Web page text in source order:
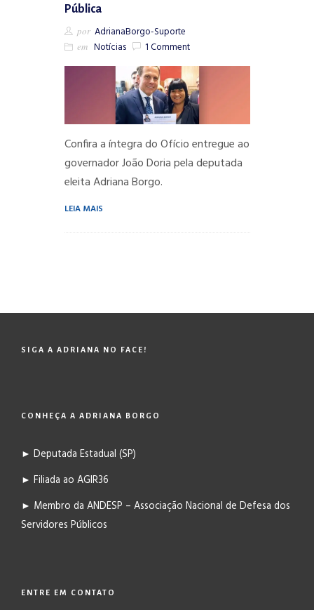
Pública
por AdrianaBorgo-Suporte
em Notícias 1 Comment
Confira a íntegra do Ofício entregue ao
governador João Doria pela deputada
eleita Adriana Borgo.
LEIA MAIS
SIGA A ADRIANA NO FACE!
CONHEÇA A ADRIANA BORGO
► Deputada Estadual (SP)
► Filiada ao AGIR36
► Membro da ANDESP – Associação Nacional de Defesa dos
Servidores Públicos
ENTRE EM CONTATO